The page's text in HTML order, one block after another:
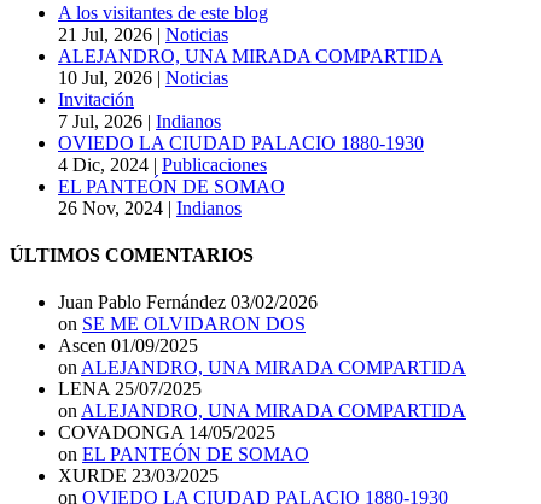
A los visitantes de este blog
21 Jul, 2026 | Noticias
ALEJANDRO, UNA MIRADA COMPARTIDA
10 Jul, 2026 | Noticias
Invitación
7 Jul, 2026 | Indianos
OVIEDO LA CIUDAD PALACIO 1880-1930
4 Dic, 2024 | Publicaciones
EL PANTEÓN DE SOMAO
26 Nov, 2024 | Indianos
ÚLTIMOS COMENTARIOS
Juan Pablo Fernández 03/02/2026
on SE ME OLVIDARON DOS
Ascen 01/09/2025
on ALEJANDRO, UNA MIRADA COMPARTIDA
LENA 25/07/2025
on ALEJANDRO, UNA MIRADA COMPARTIDA
COVADONGA 14/05/2025
on EL PANTEÓN DE SOMAO
XURDE 23/03/2025
on OVIEDO LA CIUDAD PALACIO 1880-1930